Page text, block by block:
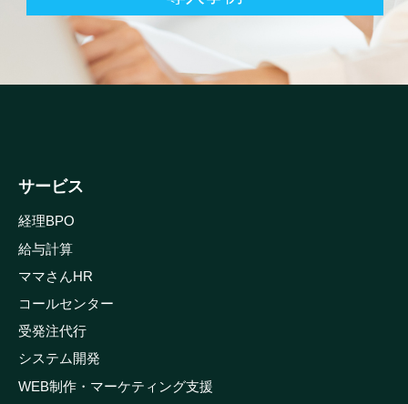
サービス
経理BPO
給与計算
ママさんHR
コールセンター
受発注代行
システム開発
WEB制作・マーケティング支援